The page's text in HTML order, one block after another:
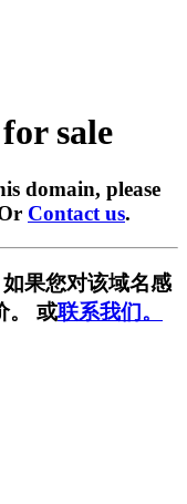
sale
domain, please
Contact us.
果您对该域名感
。 或联系我们。